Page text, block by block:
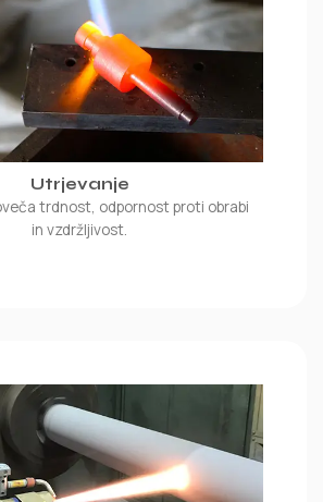
Utrjevanje
trdnost, odpornost proti obrabi
in vzdržljivost.